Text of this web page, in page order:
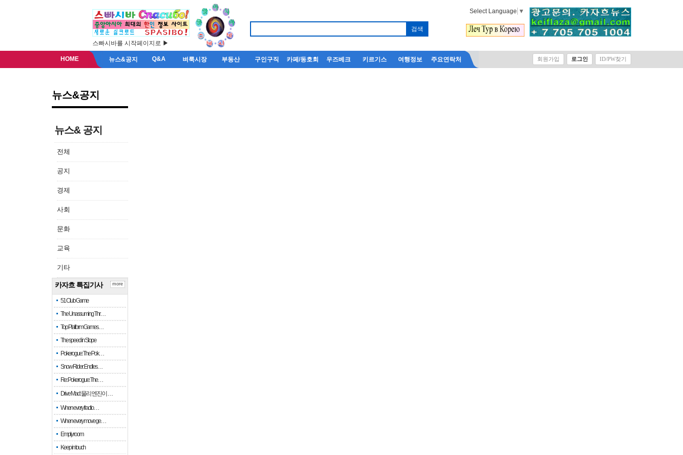
스빠시바를 시작페이지로 ▶
Select Language ▼
HOME 뉴스&공지 Q&A 벼룩시장 부동산 구인구직 카페/동호회 우즈베크 키르기스 여행정보 주요연락처 회원가입 로그인 ID/PW찾기
뉴스&공지
뉴스& 공지
전체
공지
경제
사회
문화
교육
기타
카자흐 특집기사
51 Club Game
The Unassuming Thr…
Top Platform Games…
The speed in Slope
Pokerogue: The Pok…
Snow Rider: Endles…
Re: Pokerogue: The…
Drive Mad: 물리 엔진이 …
When every fractio…
When every move ge…
Empty room
Keep in touch
more